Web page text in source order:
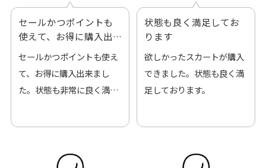
セールかつポイントも
使えて、お得に購入出
来ました
セールかつポイントも使え
て、お得に購入出来まし
た。状態も非常に良く満足
状態も良く満足してお
ります
欲しかったスカートが購入
できました。状態も良く満
足しております。